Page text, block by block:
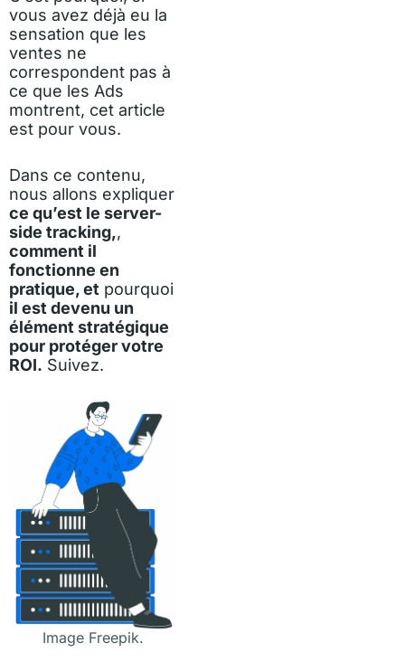
vous avez déjà eu la
sensation que les
ventes ne
correspondent pas à
ce que les Ads
montrent, cet article
est pour vous.
Dans ce contenu,
nous allons expliquer
ce qu’est le server-
side tracking,,
comment il
fonctionne en
pratique, et pourquoi
il est devenu un
élément stratégique
pour protéger votre
ROI. Suivez.
Image Freepik.